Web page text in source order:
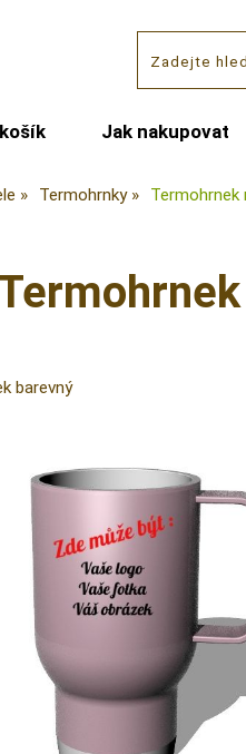
Jak nakupovat
Termohrnky Termohrnek
barevný